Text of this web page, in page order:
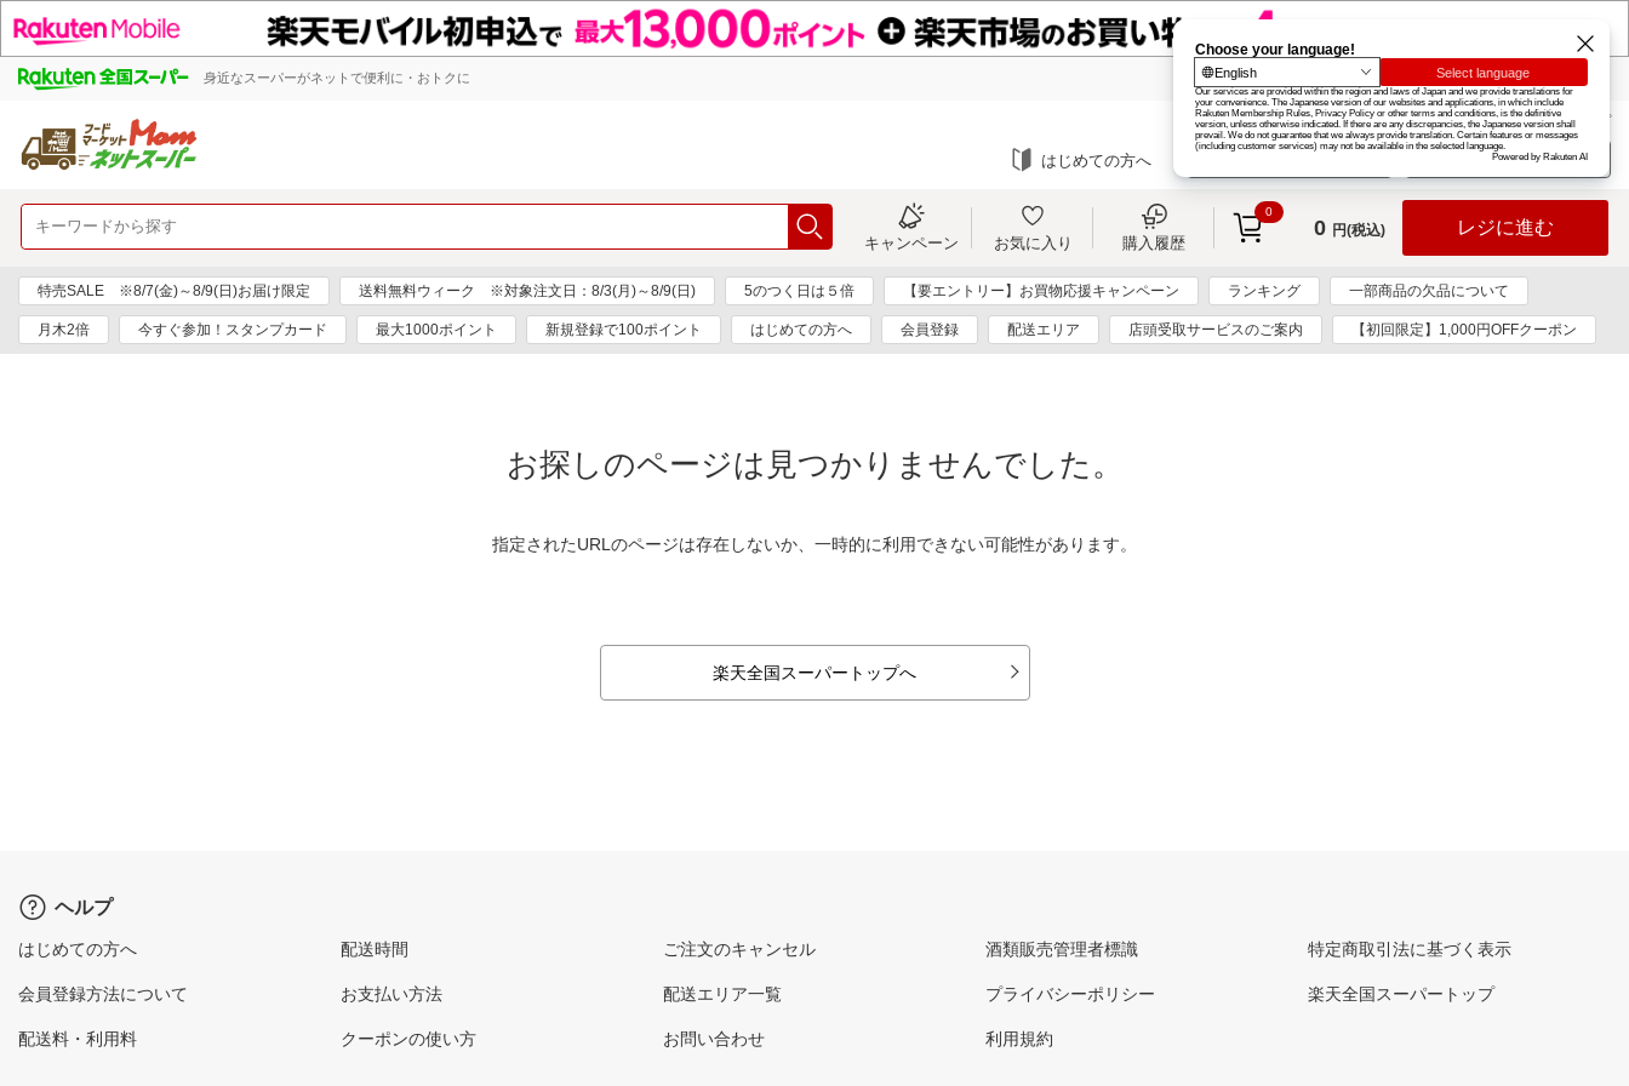
身近なスーパーがネットで便利に・おトクに 楽天グループ カード
お知らせ ヘルプ
はじめての方へ ログイン
キャンペーン お気に入り 購入履歴
0
0 円(税込) レジに進む
特売SALE ※8/7(金)～8/9(日)お届け限定 送料無料ウィーク ※対象注文日：8/3(月)～8/9(日) 5のつく日は５倍 【要エントリー】お買物応援キャンペーン ランキング 一部商品の欠品について
月木2倍 今すぐ参加！スタンプカード 最大1000ポイント 新規登録で100ポイント はじめての方へ 会員登録 配送エリア 店頭受取サービスのご案内 【初回限定】1,000円OFFクーポン
お探しのページは見つかりませんでした。
指定されたURLのページは存在しないか、一時的に利用できない可能性があります。
楽天全国スーパートップへ
ヘルプ
はじめての方へ
会員登録方法について
配送料・利用料
配送時間
お支払い方法
クーポンの使い方
ご注文のキャンセル
配送エリア一覧
お問い合わせ
酒類販売管理者標識
プライバシーポリシー
利用規約
特定商取引法に基づく表示
楽天全国スーパートップ